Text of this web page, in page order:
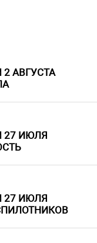
АВГУСТА
27 ИЮЛЯ
27 ИЮЛЯ